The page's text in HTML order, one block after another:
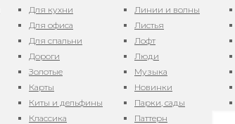
Для кухни
Для офиса
Для спальни
Дороги
Золотые
Карты
Киты и дельфины
Классика
Линии и волны
Листья
Лофт
Люди
Музыка
Новинки
Парки, сады
Паттерн